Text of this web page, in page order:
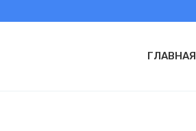
ГЛАВНАЯ